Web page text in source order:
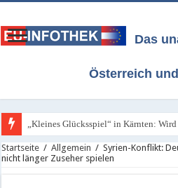
Das
Österreich
„Kleines Glücksspiel“ in Kärnten:
ORF / Kärnten: Neue Lizenzen für das
Startseite / Allgemein / Syrien-Konflikt:
nicht länger Zuseher spielen